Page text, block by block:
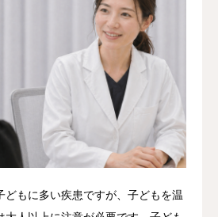
どもに多い疾患ですが、子どもを温